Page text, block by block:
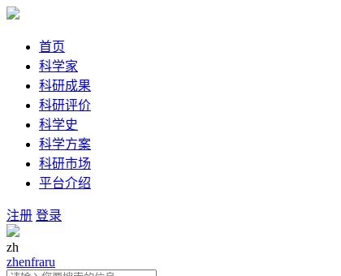
首页
科学家
科研成果
科研评价
科学史
科学方案
科研市场
平台介绍
注册 登录
zh
zhenfraru